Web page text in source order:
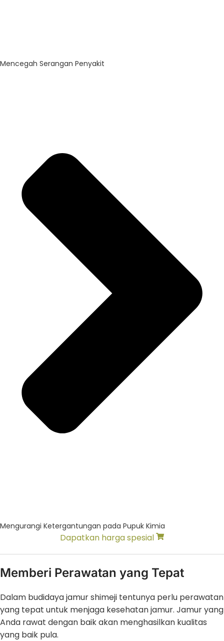
Mencegah Serangan Penyakit
Mengurangi Ketergantungan pada Pupuk Kimia
Dapatkan harga spesial
Memberi Perawatan yang Tepat
Dalam budidaya jamur shimeji tentunya perlu perawatan
yang tepat untuk menjaga kesehatan jamur. Jamur yang
Anda rawat dengan baik akan menghasilkan kualitas
yang baik pula.